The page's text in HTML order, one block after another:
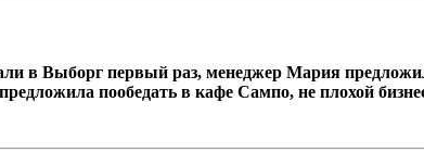
в Выборг первый раз, менеджер Мария
пообедать в кафе Сампо, не плохой